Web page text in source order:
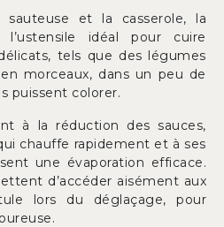
et la casserole, la
idéal pour cuire
tels que des légumes
morceaux, dans un peu de
puissent colorer.
à la réduction des sauces,
chauffe rapidement et à ses
une évaporation efficace.
d’accéder aisément aux
lors du déglaçage, pour